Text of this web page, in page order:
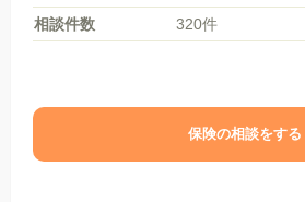
相談件数
320件
保険の相談をする